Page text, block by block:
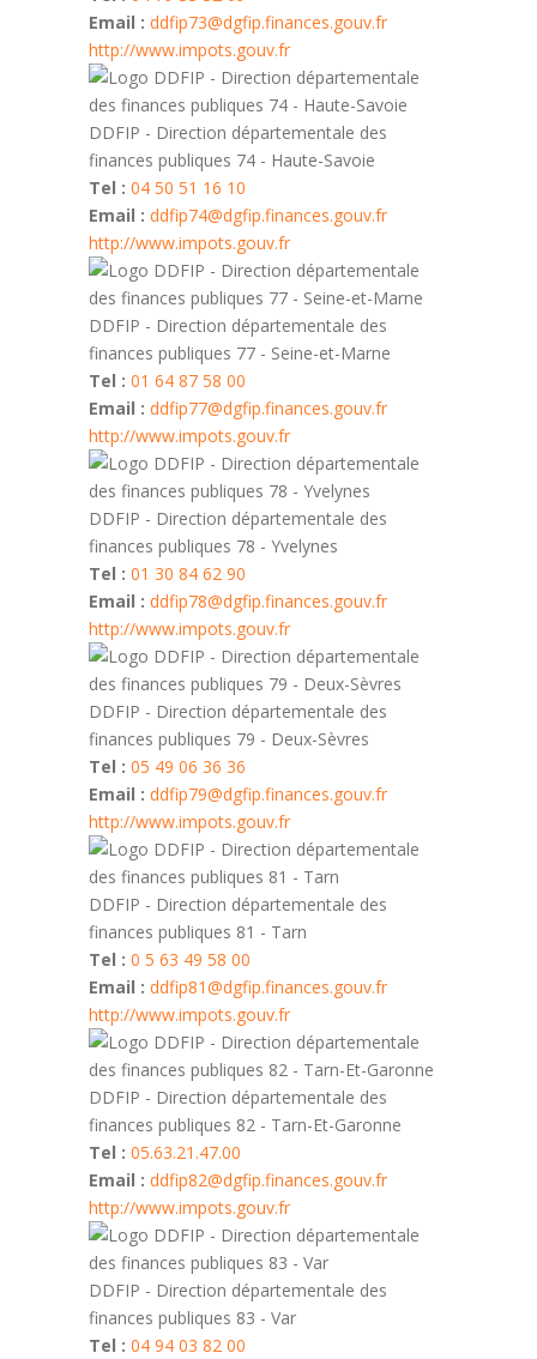
Email : ddfip73@dgfip.finances.gouv.fr
http://www.impots.gouv.fr
DDFIP - Direction départementale des
finances publiques 74 - Haute-Savoie
Tel : 04 50 51 16 10
Email : ddfip74@dgfip.finances.gouv.fr
http://www.impots.gouv.fr
DDFIP - Direction départementale des
finances publiques 77 - Seine-et-Marne
Tel : 01 64 87 58 00
Email : ddfip77@dgfip.finances.gouv.fr
http://www.impots.gouv.fr
DDFIP - Direction départementale des
finances publiques 78 - Yvelynes
Tel : 01 30 84 62 90
Email : ddfip78@dgfip.finances.gouv.fr
http://www.impots.gouv.fr
DDFIP - Direction départementale des
finances publiques 79 - Deux-Sèvres
Tel : 05 49 06 36 36
Email : ddfip79@dgfip.finances.gouv.fr
http://www.impots.gouv.fr
DDFIP - Direction départementale des
finances publiques 81 - Tarn
Tel : 0 5 63 49 58 00
Email : ddfip81@dgfip.finances.gouv.fr
http://www.impots.gouv.fr
DDFIP - Direction départementale des
finances publiques 82 - Tarn-Et-Garonne
Tel : 05.63.21.47.00
Email : ddfip82@dgfip.finances.gouv.fr
http://www.impots.gouv.fr
DDFIP - Direction départementale des
finances publiques 83 - Var
Tel : 04 94 03 82 00